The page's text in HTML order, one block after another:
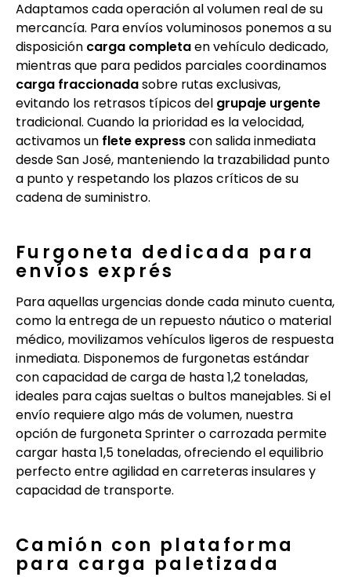
Adaptamos cada operación al volumen real de su
mercancía. Para envíos voluminosos ponemos a su
disposición carga completaen vehículo dedicado,
mientras que para pedidos parciales coordinamos
carga fraccionadasobre rutas exclusivas,
evitando los retrasos típicos del grupaje urgente
tradicional. Cuando la prioridad es la velocidad,
activamos un flete expresscon salida inmediata
desde San José, manteniendo la trazabilidad punto
a punto y respetando los plazos críticos de su
cadena de suministro.
Furgoneta dedicada para
envíos exprés
Para aquellas urgencias donde cada minuto cuenta,
como la entrega de un repuesto náutico o material
médico, movilizamos vehículos ligeros de respuesta
inmediata. Disponemos de furgonetas estándar
con capacidad de carga de hasta 1,2 toneladas,
ideales para cajas sueltas o bultos manejables. Si el
envío requiere algo más de volumen, nuestra
opción de furgoneta Sprinter o carrozada permite
cargar hasta 1,5 toneladas, ofreciendo el equilibrio
perfecto entre agilidad en carreteras insulares y
capacidad de transporte.
Camión con plataforma
para carga paletizada